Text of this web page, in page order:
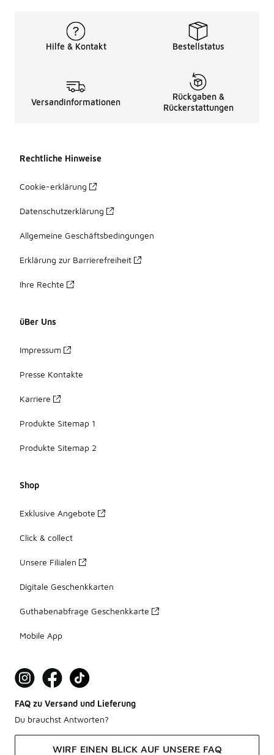
Hilfe & Kontakt Bestellstatus
Versandinformationen
Rückgaben &
Rückerstattungen
Rechtliche Hinweise
Cookie-erklärung
Datenschutzerklärung
Allgemeine Geschäftsbedingungen
Erklärung zur Barrierefreiheit
Ihre Rechte
üBer Uns
Impressum
Presse Kontakte
Karriere
Produkte Sitemap 1
Produkte Sitemap 2
Shop
Exklusive Angebote
Click & collect
Unsere Filialen
Digitale Geschenkkarten
Guthabenabfrage Geschenkkarte
Mobile App
FAQ zu Versand und Lieferung
Du brauchst Antworten?
WIRF EINEN BLICK AUF UNSERE FAQ